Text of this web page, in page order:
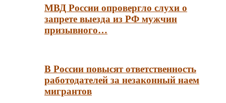
МВД России опровергло слухи о
запрете выезда из РФ мужчин
призывного…
В России повысят ответственность
работодателей за незаконный наем
мигрантов